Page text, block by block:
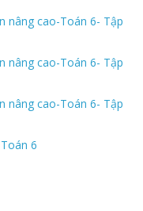
nâng cao-Toán 6- Tập
nâng cao-Toán 6- Tập
nâng cao-Toán 6- Tập
6